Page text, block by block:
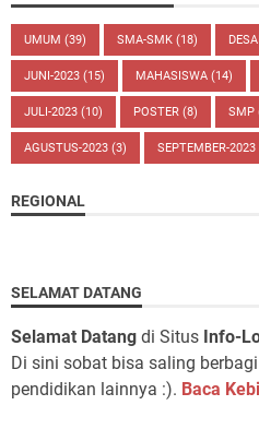
UMUM (39) SMA-SMK (18)
JUNI-2023 (15) MAHASISWA (14)
JULI-2023 (10) POSTER (8) SMP
AGUSTUS-2023 (3) SEPTEMBER-2023
REGIONAL
SELAMAT DATANG
Selamat Datang di Situs Info-
Di sini sobat bisa saling
pendidikan lainnya :). Baca